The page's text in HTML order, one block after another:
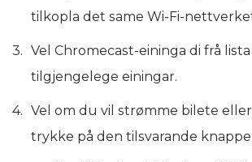
tilkopla det same Wi-Fi-
Vel Chromecast-eininga di frå
tilgjengelege einingar.
Vel om du vil strømme bilete
trykke på den tilsvarande